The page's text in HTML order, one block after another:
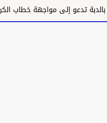
إلى مواجهة خطاب الكراهية